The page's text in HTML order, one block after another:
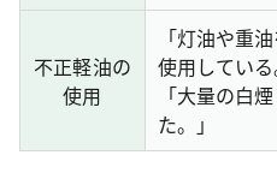
不正軽油の
使用
「灯油や重
使用している
「大量の白
た。」